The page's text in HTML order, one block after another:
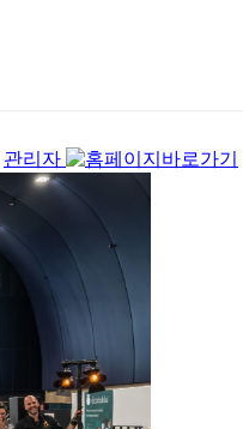
관리자